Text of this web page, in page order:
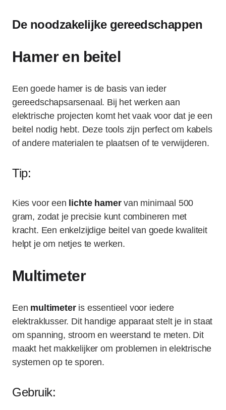
De noodzakelijke gereedschappen
Hamer en beitel
Een goede hamer is de basis van ieder
gereedschapsarsenaal. Bij het werken aan
elektrische projecten komt het vaak voor dat je een
beitel nodig hebt. Deze tools zijn perfect om kabels
of andere materialen te plaatsen of te verwijderen.
Tip:
Kies voor een lichte hamervan minimaal 500
gram, zodat je precisie kunt combineren met
kracht. Een enkelzijdige beitel van goede kwaliteit
helpt je om netjes te werken.
Multimeter
Een multimeteris essentieel voor iedere
elektraklusser. Dit handige apparaat stelt je in staat
om spanning, stroom en weerstand te meten. Dit
maakt het makkelijker om problemen in elektrische
systemen op te sporen.
Gebruik: